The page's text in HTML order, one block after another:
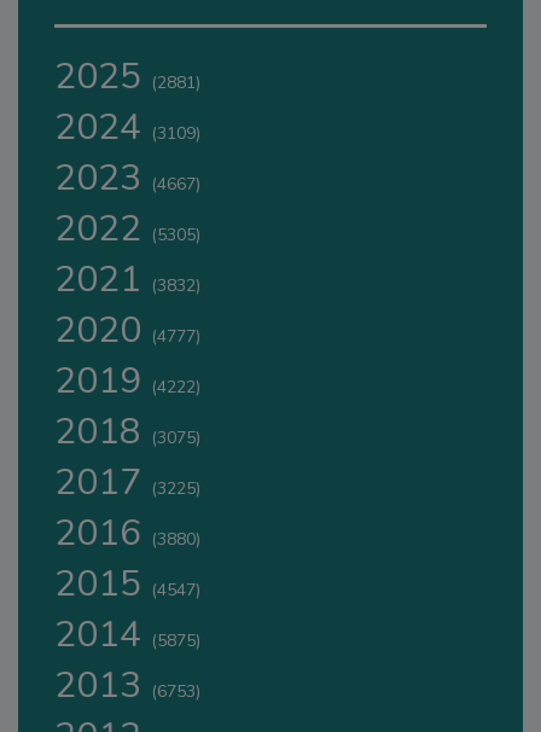
2025 (2881)
2024 (3109)
2023 (4667)
2022 (5305)
2021 (3832)
2020 (4777)
2019 (4222)
2018 (3075)
2017 (3225)
2016 (3880)
2015 (4547)
2014 (5875)
2013 (6753)